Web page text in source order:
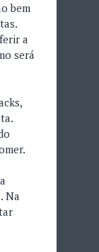
bem
a
será
Na